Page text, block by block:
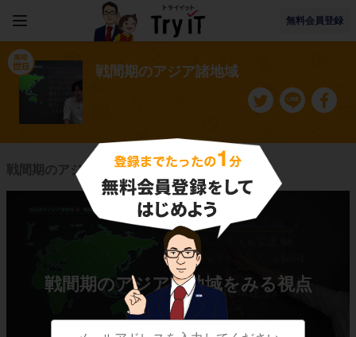
無料会員登録
戦間期のアジア諸地域
戦間期のアジア諸地域に関連する授業一覧
戦間期のアジア諸地域をみる視点